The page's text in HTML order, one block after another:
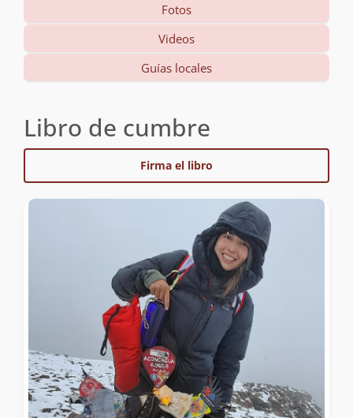
Fotos
Videos
Guías locales
Libro de cumbre
Firma el libro